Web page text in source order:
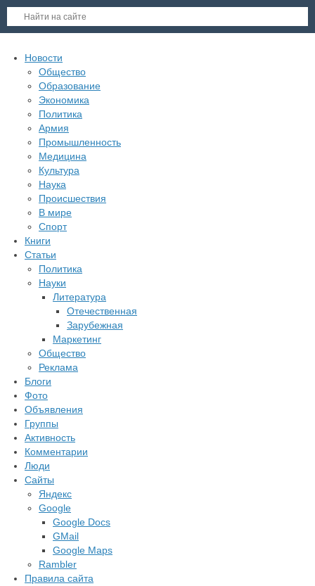
Новости
Общество
Образование
Экономика
Политика
Армия
Промышленность
Медицина
Культура
Наука
Происшествия
В мире
Спорт
Книги
Статьи
Политика
Науки
Литература
Отечественная
Зарубежная
Маркетинг
Общество
Реклама
Блоги
Фото
Объявления
Группы
Активность
Комментарии
Люди
Сайты
Яндекс
Google
Google Docs
GMail
Google Maps
Rambler
Правила сайта